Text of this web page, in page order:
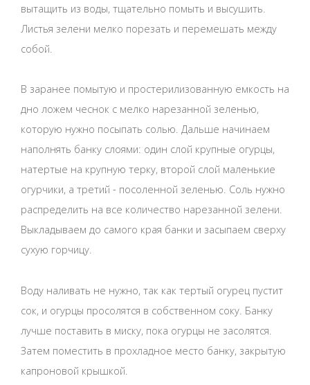
вытащить из воды, тщательно помыть и высушить.
Листья зелени мелко порезать и перемешать между
собой.
В заранее помытую и простерилизованную емкость на
дно ложем чеснок с мелко нарезанной зеленью,
которую нужно посыпать солью. Дальше начинаем
наполнять банку слоями: один слой крупные огурцы,
натертые на крупную терку, второй слой маленькие
огурчики, а третий - посоленной зеленью. Соль нужно
распределить на все количество нарезанной зелени.
Выкладываем до самого края банки и засыпаем сверху
сухую горчицу.
Воду наливать не нужно, так как тертый огурец пустит
сок, и огурцы просолятся в собственном соку. Банку
лучше поставить в миску, пока огурцы не засолятся.
Затем поместить в прохладное место банку, закрытую
капроновой крышкой.